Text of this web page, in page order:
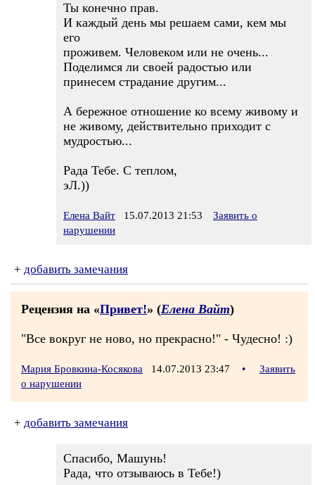
Ты конечно прав.
И каждый день мы решаем сами, кем мы
его
проживем. Человеком или не очень...
Поделимся ли своей радостью или
принесем страдание другим...
А бережное отношение ко всему живому и
не живому, действительно приходит с
мудростью...
Рада Тебе. С теплом,
эЛ.))
Елена Вайт 15.07.2013 21:53
Заявить о
нарушении
+ добавить замечания
Рецензия на «Привет!» (Елена Вайт)
"Все вокруг не ново, но прекрасно!" - Чудесно! :)
Мария Бровкина-Косякова 14.07.2013 23:47 •
Заявить
о нарушении
+ добавить замечания
Спасибо, Машунь!
Рада, что отзываюсь в Тебе!)